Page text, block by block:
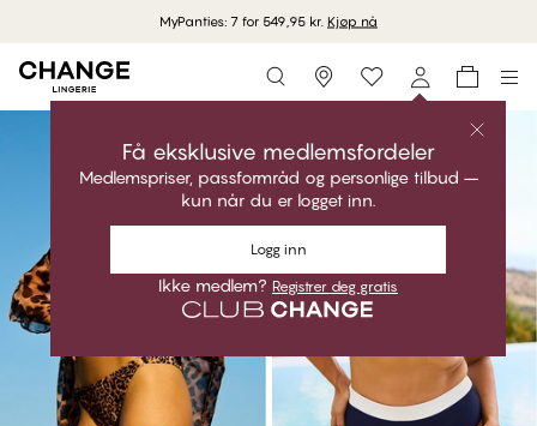
MyPanties: 7 for 549,95 kr. Kjøp nå
Storefinder
Få eksklusive medlemsfordeler
Medlemspriser, passformråd og personlige tilbud –
kun når du er logget inn.
Logg inn
Ikke medlem? Registrer deg gratis